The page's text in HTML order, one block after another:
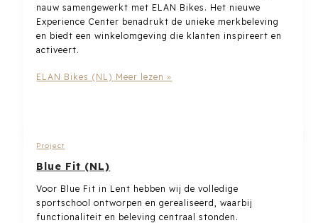
nauw samengewerkt met ELAN Bikes. Het nieuwe
Experience Center benadrukt de unieke merkbeleving
en biedt een winkelomgeving die klanten inspireert en
activeert.
ELAN Bikes (NL) Meer lezen »
Project
Blue Fit (NL)
Voor Blue Fit in Lent hebben wij de volledige
sportschool ontworpen en gerealiseerd, waarbij
functionaliteit en beleving centraal stonden.